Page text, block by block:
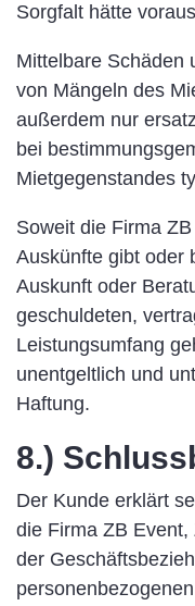
Sorgfalt hätte
Mittelbare Schäden
von Mängeln des
außerdem nur
bei
Mietgegenstandes
Soweit die Firma
Auskünfte gibt oder
Auskunft oder
geschuldeten,
Leistungsumfang
unentgeltlich und
Haftung.
8.)
Der Kunde erklärt
die Firma ZB
der